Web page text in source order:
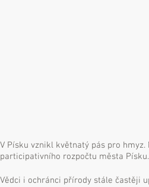
V Písku vznikl květnatý pás pro
participativního rozpočtu města Písku.
Vědci i ochránci přírody stále častěji